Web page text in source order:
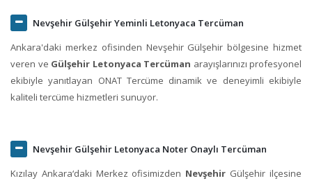
Nevşehir Gülşehir Yeminli Letonyaca Tercüman
Ankara'daki merkez ofisinden Nevşehir Gülşehir bölgesine hizmet
veren ve Gülşehir Letonyaca Tercüman arayışlarınızı profesyonel
ekibiyle yanıtlayan ONAT Tercüme dinamik ve deneyimli ekibiyle
kaliteli tercüme hizmetleri sunuyor.
Nevşehir Gülşehir Letonyaca Noter Onaylı Tercüman
Kızılay Ankara‘daki Merkez ofisimizden Nevşehir Gülşehir ilçesine